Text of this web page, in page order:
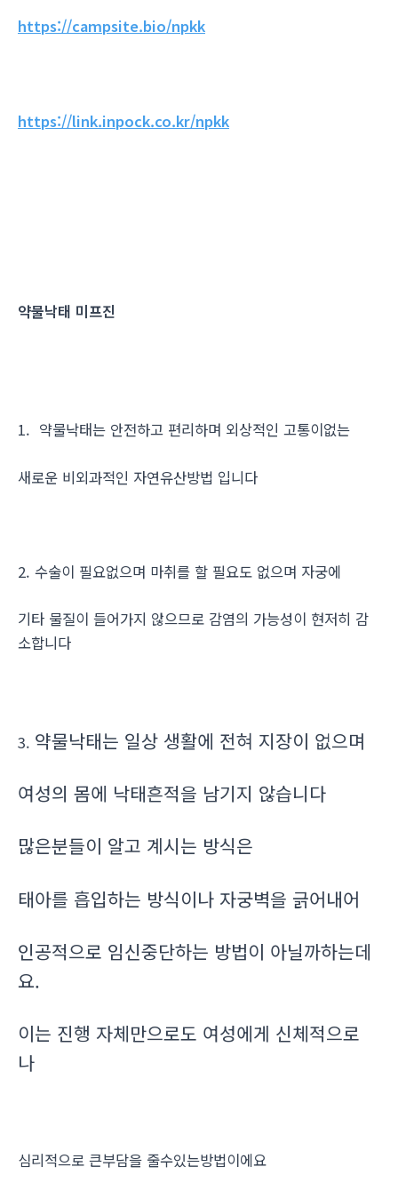
https://campsite.bio/npkk
https://link.inpock.co.kr/npkk
약물낙태 미프진
1. 약물낙태는 안전하고 편리하며 외상적인 고통이없는
새로운 비외과적인 자연유산방법 입니다
2. 수술이 필요없으며 마취를 할 필요도 없으며 자궁에
기타 물질이 들어가지 않으므로 감염의 가능성이 현저히 감
소합니다
3. 약물낙태는 일상 생활에 전혀 지장이 없으며
여성의 몸에 낙태흔적을 남기지 않습니다
많은분들이 알고 계시는 방식은
태아를 흡입하는 방식이나 자궁벽을 긁어내어
인공적으로 임신중단하는 방법이 아닐까하는데
요.
이는 진행 자체만으로도 여성에게 신체적으로
나
심리적으로 큰부담을 줄수있는방법이에요